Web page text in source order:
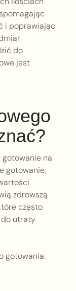
i poprawiając
do
jest
na
gotowanie,
zdrowszą
często
do utraty
gotowania: